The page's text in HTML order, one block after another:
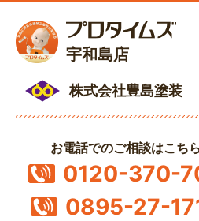
宇和島店
株式会社豊島塗装
お電話でのご相談はこちら
0120-370-
0895-27-